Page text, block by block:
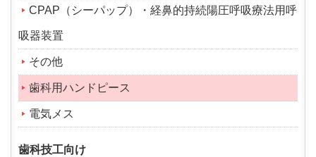
CPAP（シーパップ）・経鼻的持続陽圧呼吸療法用呼
吸器装置
その他
歯科用ハンドピース
電気メス
歯科技工向け